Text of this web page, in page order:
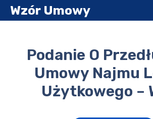
Przejdź
do
Wzór Umowy
Podanie O
Umowy Najmu
Użytkowego –